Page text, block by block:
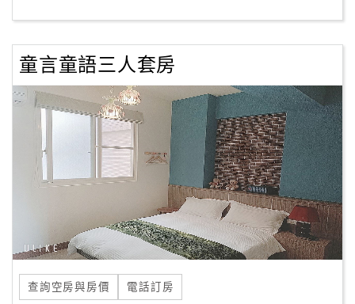
商
合
作
商
品
宣
童言童語三人套房
查詢空房與房價 電話訂房